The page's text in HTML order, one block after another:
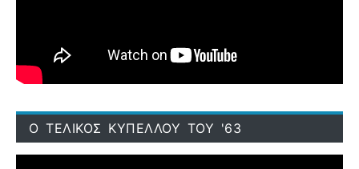
Ο ΤΕΛΙΚΟΣ ΚΥΠΕΛΛΟΥ ΤΟΥ '63